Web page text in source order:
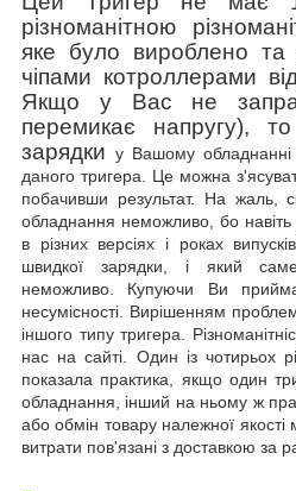
різноманітною
яке було вироблено та
чіпами котроллерами
Якщо у Вас не
перемикає напругу),
зарядкиу Вашому
даного тригера. Це можна
побачивши результат. На жаль,
обладнання неможливо, бо
в різних версіях і роках
швидкої зарядки, і який
неможливо. Купуючи Ви
несумісності. Вирішенням
іншого типу тригера.
нас на сайті. Один із чотирьох
показала практика, якщо один
обладнання, інший на ньому ж
або обмін товару належної якості
витрати пов'язані з доставкою за